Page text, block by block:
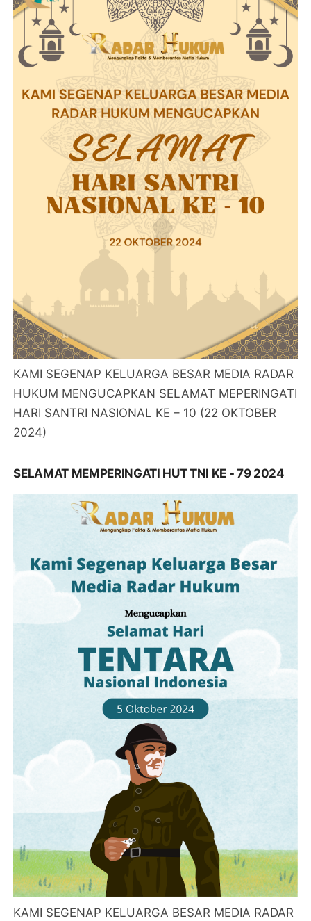
KAMI SEGENAP KELUARGA BESAR MEDIA RADAR
HUKUM MENGUCAPKAN SELAMAT MEPERINGATI
HARI SANTRI NASIONAL KE – 10 (22 OKTOBER
2024)
SELAMAT MEMPERINGATI HUT TNI KE - 79 2024
KAMI SEGENAP KELUARGA BESAR MEDIA RADAR